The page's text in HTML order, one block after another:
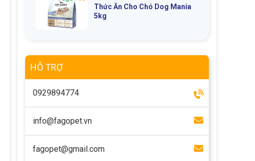
Thức Ăn Cho Chó Dog Mania
5kg
HỖ TRỢ
0929894774
info@fagopet.vn
fagopet@gmail.com